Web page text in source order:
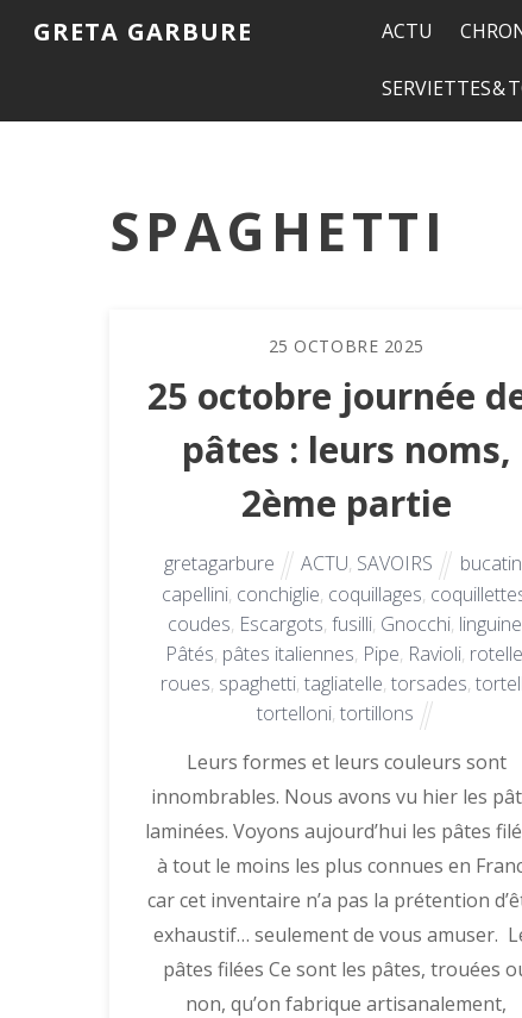
GRETA GARBURE ACTU
SERVIETTES &
SPAGHETTI
25 OCTOBRE 2025
25 octobre journée
pâtes : leurs noms,
2ème partie
gretagarbure ACTU, SAVOIRS
capellini, conchiglie, coquillages,
coudes, Escargots, fusilli, Gnocchi, linguine
Pâtés, pâtes italiennes, Pipe, Ravioli, rotelle
roues, spaghetti,tagliatelle,torsades,
tortelloni, tortillons
Leurs formes et leurs couleurs sont
innombrables. Nous avons vu hier les
laminées. Voyons aujourd’hui les pâtes
à tout le moins les plus connues en
car cet inventaire n’a pas la prétention
exhaustif… seulement de vous amuser.
pâtes filées Ce sont les pâtes, trouées
non, qu’on fabrique artisanalement,